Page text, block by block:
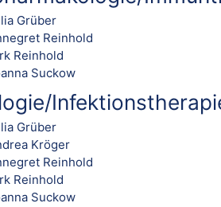
Grüber
Reinhold
Reinhold
Suckow
Grüber
Kröger
Reinhold
Reinhold
Suckow